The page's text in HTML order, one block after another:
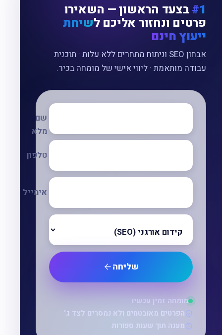
#1בצעד הראשון — השאירו
פרטים ונחזור אליכם לשיחת
ייעוץ חינם
אבחון SEO וניתוח מתחרים ללא עלות · תוכנית
עבודה מותאמת · ליווי אישי של מומחה בכיר.
שם
מלא
טלפון
אימייל
שליחה
מומחה זמין עכשיו
הפרטים מאובטחים ולא נמסרים לצד ג'
מענה תוך שעות ספורות